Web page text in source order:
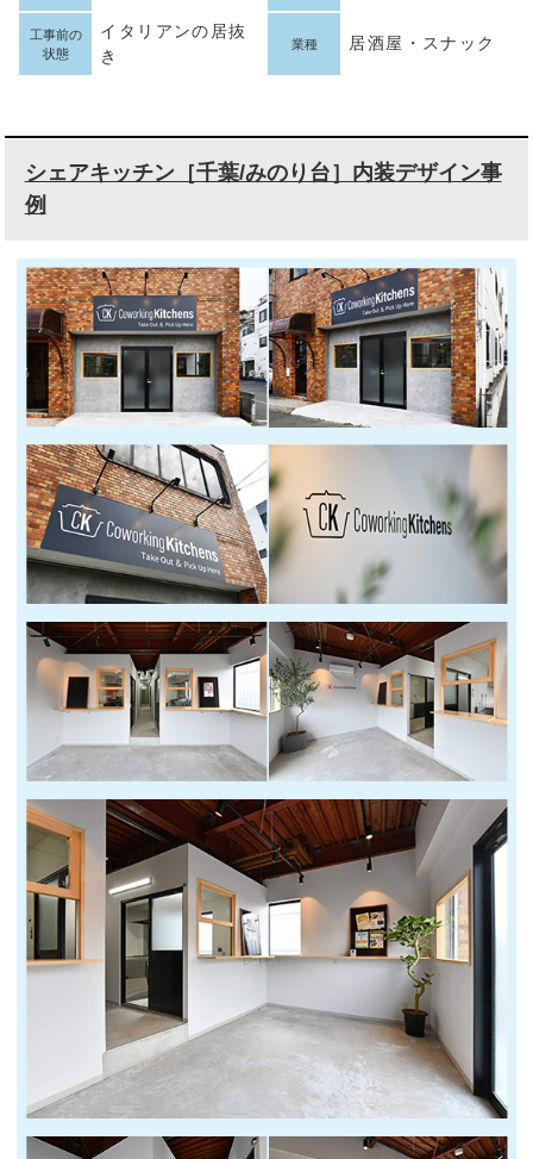
工事前の
状態
イタリアンの居抜
き
業種 居酒屋・スナック
シェアキッチン［千葉/みのり台］内装デザイン事
例